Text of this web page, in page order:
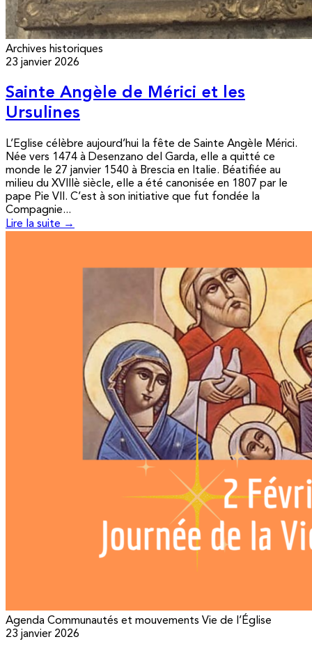
Archives historiques
23 janvier 2026
Sainte Angèle de Mérici et les
Ursulines
L’Eglise célèbre aujourd’hui la fête de Sainte Angèle Mérici.
Née vers 1474 à Desenzano del Garda, elle a quitté ce
monde le 27 janvier 1540 à Brescia en Italie. Béatifiée au
milieu du XVIIIè siècle, elle a été canonisée en 1807 par le
pape Pie VII. C’est à son initiative que fut fondée la
Compagnie...
Lire la suite →
Agenda Communautés et mouvements Vie de l’Église
23 janvier 2026